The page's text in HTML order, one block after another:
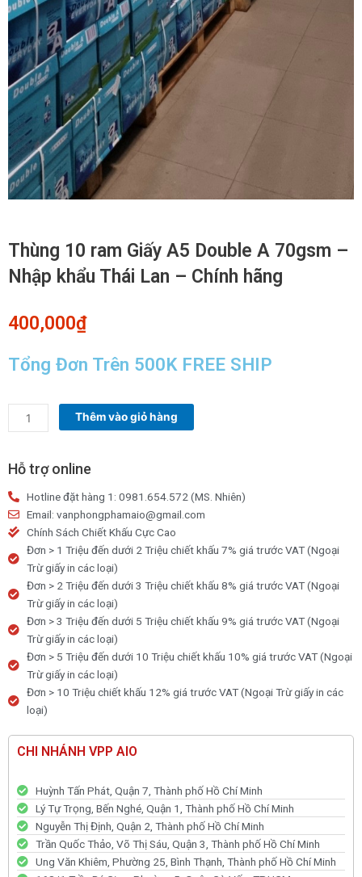
Thùng 10 ram Giấy A5 Double A 70gsm –
Nhập khẩu Thái Lan – Chính hãng
400,000₫
Tổng Đơn Trên 500K FREE SHIP
Thùng
10
Giấy
Double
A
70gsm
-
Nhập
khẩu
Thái
Lan
Chính
hãng
số
lượng
Thêm vào giỏ hàng
Hỗ trợ online
Hotline đặt hàng 1: 0981.654.572 (MS. Nhiên)
Email: vanphongphamaio@gmail.com
Chính Sách Chiết Khấu Cực Cao
Đơn > 1 Triệu đến dưới 2 Triệu chiết khấu 7% giá trước VAT (Ngoại
Trừ giấy in các loại)
Đơn > 2 Triệu đến dưới 3 Triệu chiết khấu 8% giá trước VAT (Ngoại
Trừ giấy in các loại)
Đơn > 3 Triệu đến dưới 5 Triệu chiết khấu 9% giá trước VAT (Ngoại
Trừ giấy in các loại)
Đơn > 5 Triệu đến dưới 10 Triệu chiết khấu 10% giá trước VAT (Ngoại
Trừ giấy in các loại)
Đơn > 10 Triệu chiết khấu 12% giá trước VAT (Ngoại Trừ giấy in các
loại)
CHI NHÁNH VPP AIO
Huỳnh Tấn Phát, Quận 7, Thành phố Hồ Chí Minh
Lý Tự Trọng, Bến Nghé, Quận 1, Thành phố Hồ Chí Minh
Nguyễn Thị Định, Quận 2, Thành phố Hồ Chí Minh
Trần Quốc Thảo, Võ Thị Sáu, Quận 3, Thành phố Hồ Chí Minh
Ung Văn Khiêm, Phường 25, Bình Thạnh, Thành phố Hồ Chí Minh